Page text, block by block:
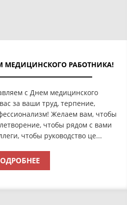
МЕДИЦИНСКОГО РАБОТНИКА!
с Днем медицинского
за ваши труд, терпение,
Желаем вам, чтобы
чтобы рядом с вами
чтобы руководство це...